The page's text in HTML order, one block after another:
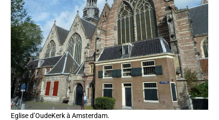
Eglise d’OudeKerk à Amsterdam.